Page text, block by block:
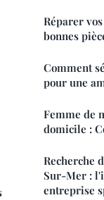
Réparer
bonnes
Comment
pour une
Femme de
domicile :
Recherche
Sur-Mer :
entreprise